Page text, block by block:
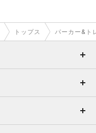
トップス パーカー&ト